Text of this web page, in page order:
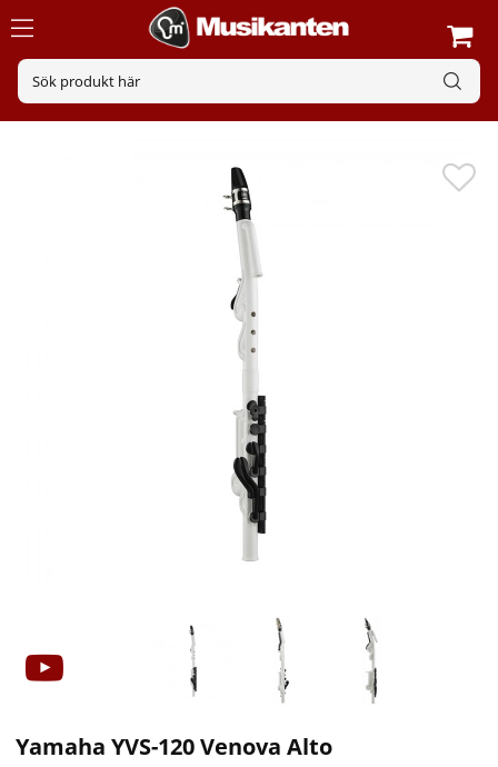
Yamaha YVS-120 Venova Alto